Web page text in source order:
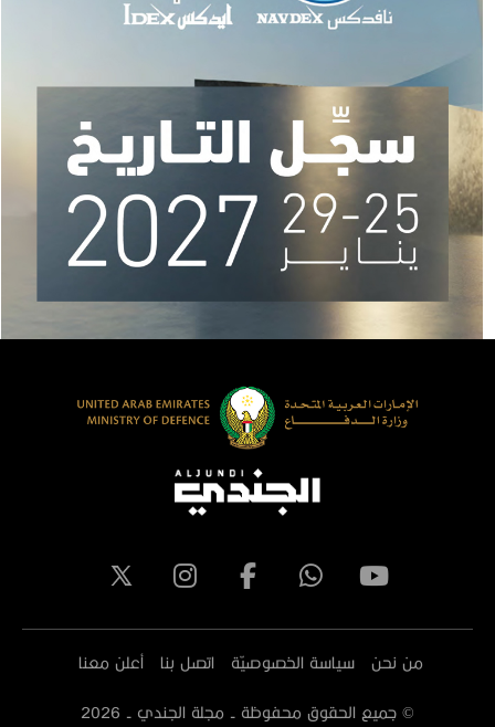
من نحن سياسة الخصوصيّة اتصل بنا أعلن معنا
© جميع الحقوق محفوظة - مجلة الجندي - 2026